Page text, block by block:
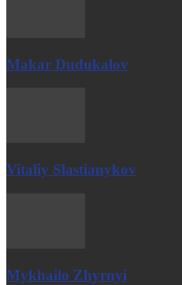
Makar Dudukalov
Vitaliy Slastianykov
Mykhailo Zhyrnyi